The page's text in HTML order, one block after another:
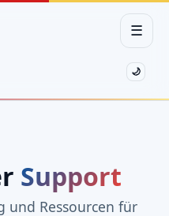
☰
🌙
Support
und Ressourcen für